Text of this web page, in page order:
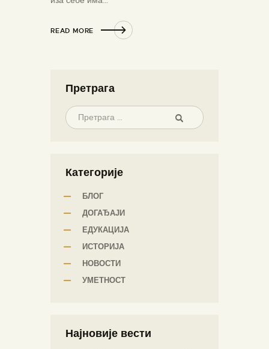
READ MORE
Претрага
Категорије
БЛОГ
ДОГАЂАЈИ
ЕДУКАЦИЈА
ИСТОРИЈА
НОВОСТИ
УМЕТНОСТ
Најновије вести